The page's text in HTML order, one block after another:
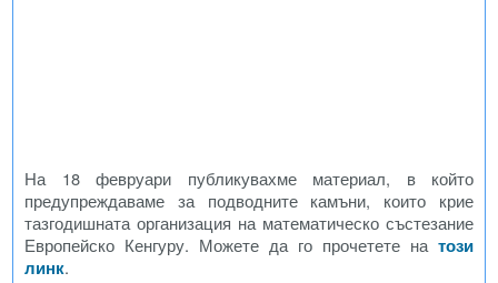
На 18 февруари публикувахме материал, в който
предупреждаваме за подводните камъни, които крие
тазгодишната организация на математическо състезание
Европейско Кенгуру. Можете да го прочетете на този
линк.